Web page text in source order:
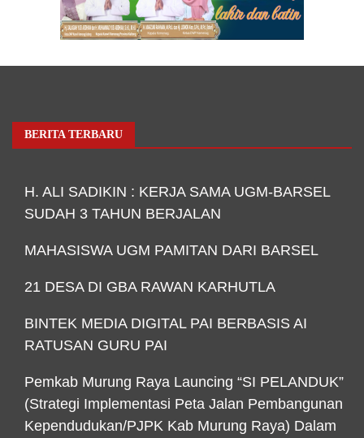
BERITA TERBARU
H. ALI SADIKIN : KERJA SAMA UGM-BARSEL
SUDAH 3 TAHUN BERJALAN
MAHASISWA UGM PAMITAN DARI BARSEL
21 DESA DI GBA RAWAN KARHUTLA
BINTEK MEDIA DIGITAL PAI BERBASIS AI
RATUSAN GURU PAI
Pemkab Murung Raya Launcing “SI PELANDUK”
(Strategi Implementasi Peta Jalan Pembangunan
Kependudukan/PJPK Kab Murung Raya) Dalam